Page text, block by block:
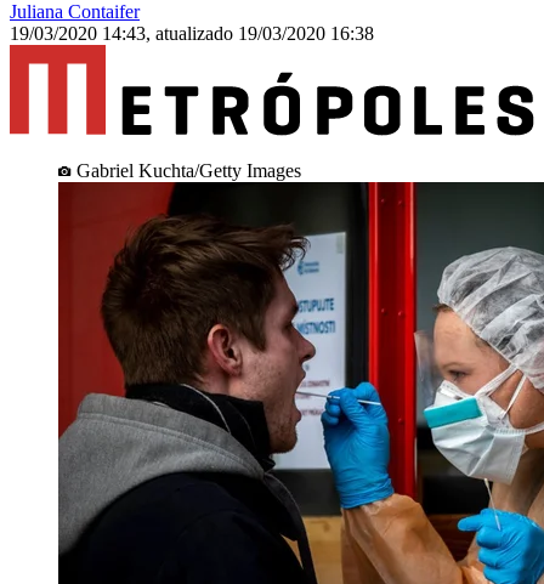
Juliana Contaifer
19/03/2020 14:43, atualizado 19/03/2020 16:38
Gabriel Kuchta/Getty Images